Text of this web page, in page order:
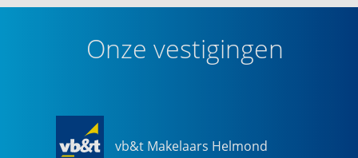
Onze vestigingen
vb&t Makelaars Helmond